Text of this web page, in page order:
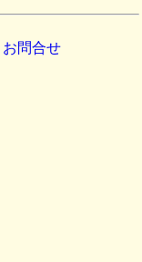
お問合せ